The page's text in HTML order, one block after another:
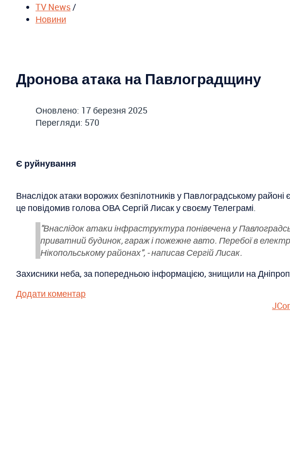
TV News /
Новини
Дронова атака на Павлоградщину
Оновлено: 17 березня 2025
Перегляди: 570
Є руйнування
Внаслідок атаки ворожих безпілотників у Павлоградському
це повідомив голова ОВА Сергій Лисак у своєму Телеграмі.
"Внаслідок атаки інфраструктура понівечена у
приватний будинок, гараж і пожежне авто. Перебої в
Нікопольському районах", - написав Сергій Лисак.
Захисники неба, за попередньою інформацією, знищили на
Додати коментар